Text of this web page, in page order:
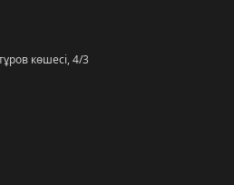
көшесі, 4/3